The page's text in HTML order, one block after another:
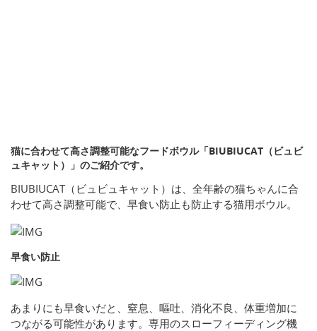
猫に合わせて高さ調整可能なフードボウル「BIUBIUCAT（ビュビ
ュキャット）」のご紹介です。
BIUBIUCAT（ビュビュキャット）は、全年齢の猫ちゃんに合
わせて高さ調整可能で、早食い防止も防止する猫用ボウル。
早食い防止
あまりにも早食いだと、窒息、嘔吐、消化不良、体重増加に
つながる可能性があります。専用のスローフィーディング機